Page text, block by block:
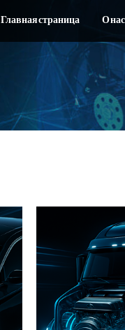
Главная страница О нас